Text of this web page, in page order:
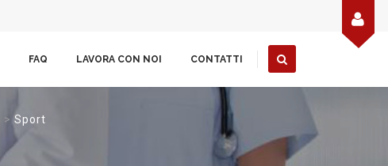
FAQ LAVORA CON NOI CONTATTI
> Sport